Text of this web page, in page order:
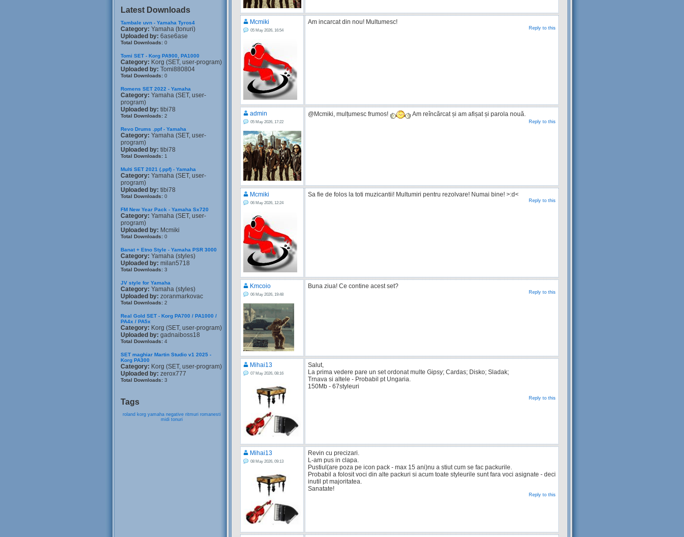
Latest Downloads
Tambale uvn - Yamaha Tyros4
Category: Yamaha (tonuri)
Uploaded by: 6ase6ase
Total Downloads: 0
Tomi SET - Korg PA900, PA1000
Category: Korg (SET, user-program)
Uploaded by: Tomi880804
Total Downloads: 0
Romens SET 2022 - Yamaha
Category: Yamaha (SET, user-
program)
Uploaded by: tibi78
Total Downloads: 2
Revo Drums .ppf - Yamaha
Category: Yamaha (SET, user-
program)
Uploaded by: tibi78
Total Downloads: 1
Multi SET 2021 (.ppf) - Yamaha
Category: Yamaha (SET, user-
program)
Uploaded by: tibi78
Total Downloads: 0
FM New Year Pack - Yamaha Sx720
Category: Yamaha (SET, user-
program)
Uploaded by: Mcmiki
Total Downloads: 0
Banat + Etno Style - Yamaha PSR 3000
Category: Yamaha (styles)
Uploaded by: milan5718
Total Downloads: 3
JV style for Yamaha
Category: Yamaha (styles)
Uploaded by: zoranmarkovac
Total Downloads: 2
Real Gold SET - Korg PA700 / PA1000 /
PA4x / PA5x
Category: Korg (SET, user-program)
Uploaded by: gadnaiboss18
Total Downloads: 4
SET maghiar Martin Studio v1 2025 -
Korg PA300
Category: Korg (SET, user-program)
Uploaded by: zerox777
Total Downloads: 3
Tags
roland korg yamaha negative ritmuri romanesti
midi tonuri
Mcmiki
05 May 2026, 16:54
Am incarcat din nou! Multumesc!
Reply to this
admin
05 May 2026, 17:22
@Mcmiki, mulțumesc frumos! Am reîncărcat și am afișat și parola nouă.
Reply to this
Mcmiki
06 May 2026, 12:24
Sa fie de folos la toti muzicantii! Multumiri pentru rezolvare! Numai bine! >:d<
Reply to this
Kmcoio
06 May 2026, 19:48
Buna ziua! Ce contine acest set?
Reply to this
Mihai13
07 May 2026, 08:16
Salut,
La prima vedere pare un set ordonat multe Gipsy; Cardas; Disko; Sladak;
Trnava si altele - Probabil pt Ungaria.
150Mb - 67styleuri
Reply to this
Mihai13
08 May 2026, 09:13
Revin cu precizari.
L-am pus in clapa.
Pustiul(are poza pe icon pack - max 15 ani)nu a stiut cum se fac packurile.
Probabil a folosit voci din alte packuri si acum toate styleurile sunt fara voci asignate - deci
inutil pt majoritatea.
Sanatate!
Reply to this